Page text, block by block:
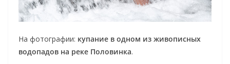
На фотографии: купание в одном из живописных
водопадов на реке Половинка.